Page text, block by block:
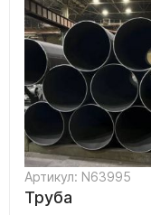
Артикул: N63995
Труба